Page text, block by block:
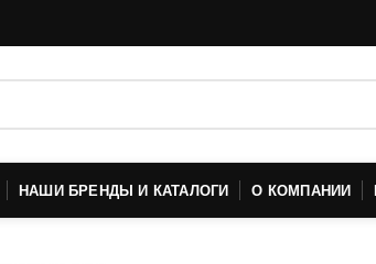
НАШИ БРЕНДЫ И КАТАЛОГИ О КОМПАНИИ